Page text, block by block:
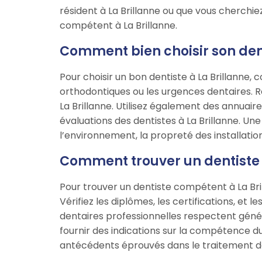
résident à La Brillanne ou que vous
compétent à La Brillanne.
Comment bien choisir son
Pour choisir un bon dentiste à La
orthodontiques ou les urgences dentaires.
La Brillanne. Utilisez également des
évaluations des dentistes à La Brillanne.
l’environnement, la propreté des
Comment trouver un
Pour trouver un dentiste compétent à La
Vérifiez les diplômes, les certifications, et
dentaires professionnelles respectent
fournir des indications sur la compétence
antécédents éprouvés dans le traitement